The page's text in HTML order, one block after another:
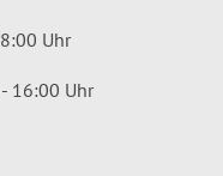
Uhr
16:00 Uhr